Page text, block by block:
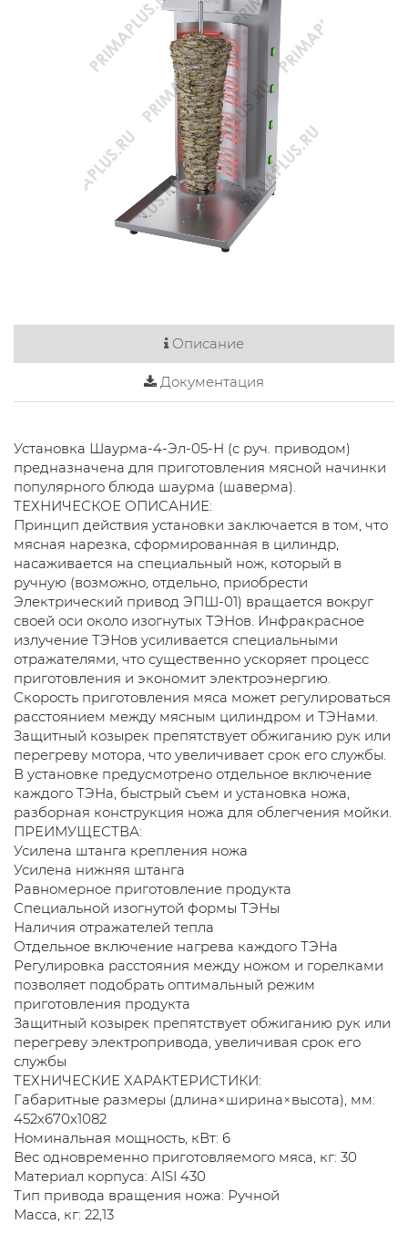
Описание
Документация
Установка Шаурма-4-Эл-05-Н (с руч. приводом)
предназначена для приготовления мясной начинки
популярного блюда шаурма (шаверма).
ТЕХНИЧЕСКОЕ ОПИСАНИЕ:
Принцип действия установки заключается в том, что
мясная нарезка, сформированная в цилиндр,
насаживается на специальный нож, который в
ручную (возможно, отдельно, приобрести
Электрический привод ЭПШ-01) вращается вокруг
своей оси около изогнутых ТЭНов. Инфракрасное
излучение ТЭНов усиливается специальными
отражателями, что существенно ускоряет процесс
приготовления и экономит электроэнергию.
Скорость приготовления мяса может регулироваться
расстоянием между мясным цилиндром и ТЭНами.
Защитный козырек препятствует обжиганию рук или
перегреву мотора, что увеличивает срок его службы.
В установке предусмотрено отдельное включение
каждого ТЭНа, быстрый съем и установка ножа,
разборная конструкция ножа для облегчения мойки.
ПРЕИМУЩЕСТВА:
Усилена штанга крепления ножа
Усилена нижняя штанга
Равномерное приготовление продукта
Специальной изогнутой формы ТЭНы
Наличия отражателей тепла
Отдельное включение нагрева каждого ТЭНа
Регулировка расстояния между ножом и горелками
позволяет подобрать оптимальный режим
приготовления продукта
Защитный козырек препятствует обжиганию рук или
перегреву электропривода, увеличивая срок его
службы
ТЕХНИЧЕСКИЕ ХАРАКТЕРИСТИКИ:
Габаритные размеры (длина×ширина×высота), мм:
452х670х1082
Номинальная мощность, кВт: 6
Вес одновременно приготовляемого мяса, кг: 30
Материал корпуса: AISI 430
Тип привода вращения ножа: Ручной
Масса, кг: 22,13